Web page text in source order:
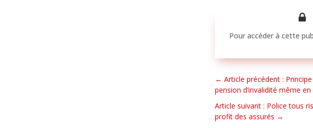
Pour accéder à cette
← Article précédent :
pension d’invalidité même
Article suivant : Police tous
profit des assurés →